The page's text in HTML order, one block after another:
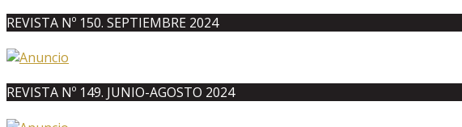
REVISTA Nº 150. SEPTIEMBRE 2024
REVISTA Nº 149. JUNIO-AGOSTO 2024